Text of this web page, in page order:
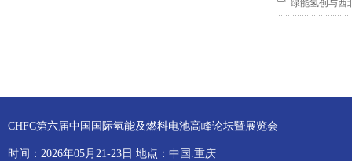
绿能氢创与西
CHFC第六届中国国际氢能及燃料电池高峰论坛暨展览会
时间：2026年05月21-23日 地点：中国.重庆